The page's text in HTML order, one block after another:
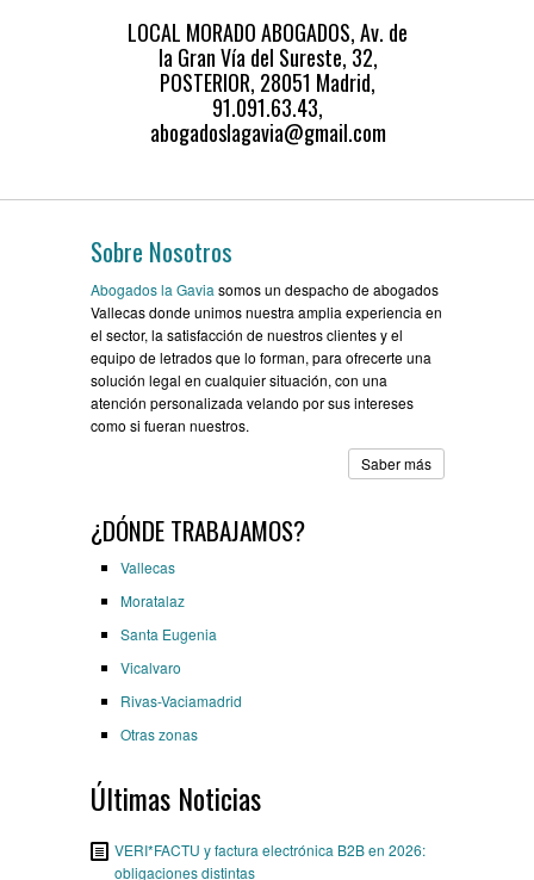
LOCAL MORADO ABOGADOS, Av. de
la Gran Vía del Sureste, 32,
POSTERIOR, 28051 Madrid,
91.091.63.43,
abogadoslagavia@gmail.com
Sobre Nosotros
Abogados la Gaviasomos un despacho de abogados
Vallecas donde unimos nuestra amplia experiencia en
el sector, la satisfacción de nuestros clientes y el
equipo de letrados que lo forman, para ofrecerte una
solución legal en cualquier situación, con una
atención personalizada velando por sus intereses
como si fueran nuestros.
Saber más
¿DÓNDE TRABAJAMOS?
Vallecas
Moratalaz
Santa Eugenia
Vicalvaro
Rivas-Vaciamadrid
Otras zonas
Últimas Noticias
VERI*FACTU y factura electrónica B2B en 2026:
obligaciones distintas